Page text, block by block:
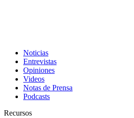
Noticias
Entrevistas
Opiniones
Videos
Notas de Prensa
Podcasts
Recursos